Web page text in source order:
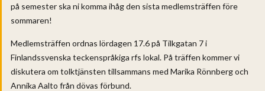
på semester ska ni komma ihåg den sista medlemsträffen före
sommaren!
Medlemsträffen ordnas lördagen 17.6 på Tilkgatan 7 i
Finlandssvenska teckenspråkiga rfs lokal. På träffen kommer vi
diskutera om tolktjänsten tillsammans med Marika Rönnberg och
Annika Aalto från dövas förbund.